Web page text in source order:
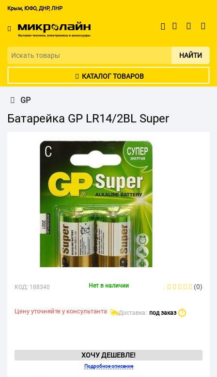
Крым, ЮФО, ДНР, ЛНР
НАЙТИ
КАТАЛОГ ТОВАРОВ
GP
Батарейка GP LR14/2BL Super
КОД: 188340 Нет в наличии (0)
Цену уточняйте у консультанта Доставка: под заказ ?
ХОЧУ ДЕШЕВЛЕ!
Подробное описание